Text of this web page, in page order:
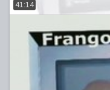
41:14